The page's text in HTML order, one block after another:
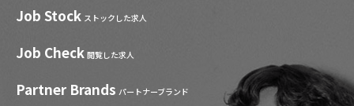
Job Stock ストックした求人
Job Check 閲覧した求人
Partner Brands パートナーブランド